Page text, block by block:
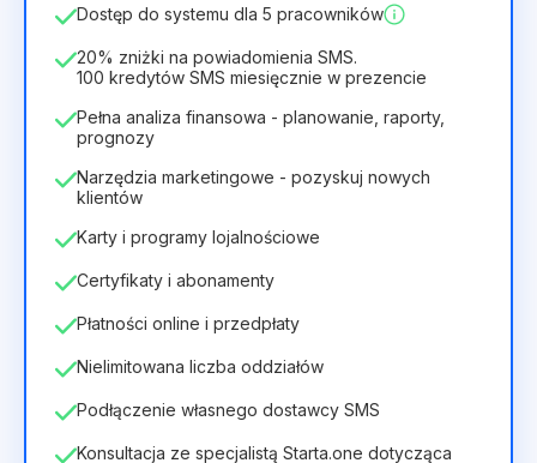
40zł28zł miesiąc
336zł za 12 Months
Dostęp do systemu dla 5 pracowników
20% zniżki na powiadomienia SMS.
100 kredytów SMS miesięcznie w prezencie
Pełna analiza finansowa - planowanie, raporty,
prognozy
Narzędzia marketingowe - pozyskuj nowych
klientów
Karty i programy lojalnościowe
Certyfikaty i abonamenty
Płatności online i przedpłaty
Nielimitowana liczba oddziałów
Podłączenie własnego dostawcy SMS
Konsultacja ze specjalistą Starta.one dotycząca